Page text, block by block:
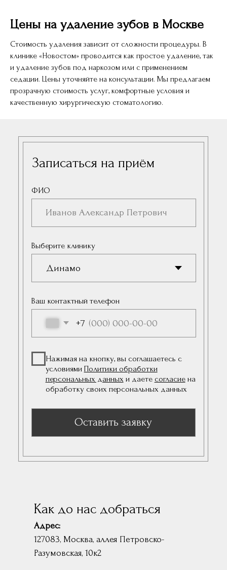
Цены на удаление зубов в Москве
Стоимость удаления зависит от сложности процедуры. В
клинике «Новостом» проводится как простое удаление, так
и удаление зубов под наркозом или с применением
седации. Цены уточняйте на консультации. Мы предлагаем
прозрачную стоимость услуг, комфортные условия и
качественную хирургическую стоматологию.
Адрес:
127083, Москва, аллея Петровско-
Разумовская, 10к2
Как до нас добраться